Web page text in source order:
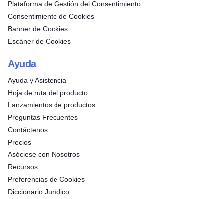
Plataforma de Gestión del Consentimiento
Consentimiento de Cookies
Banner de Cookies
Escáner de Cookies
Ayuda
Ayuda y Asistencia
Hoja de ruta del producto
Lanzamientos de productos
Preguntas Frecuentes
Contáctenos
Precios
Asóciese con Nosotros
Recursos
Preferencias de Cookies
Diccionario Jurídico